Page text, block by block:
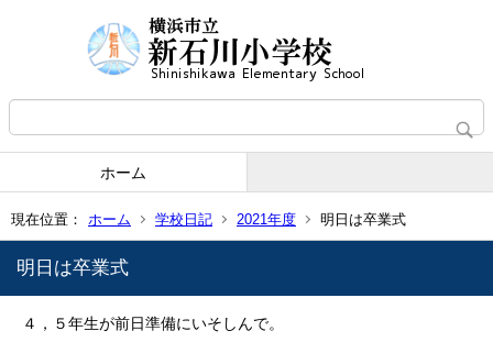
ホーム
現在位置： ホーム 学校日記 2021年度 明日は卒業式
明日は卒業式
４，５年生が前日準備にいそしんで。